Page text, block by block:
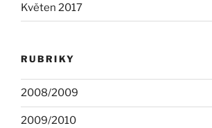
Květen 2017
RUBRIKY
2008/2009
2009/2010